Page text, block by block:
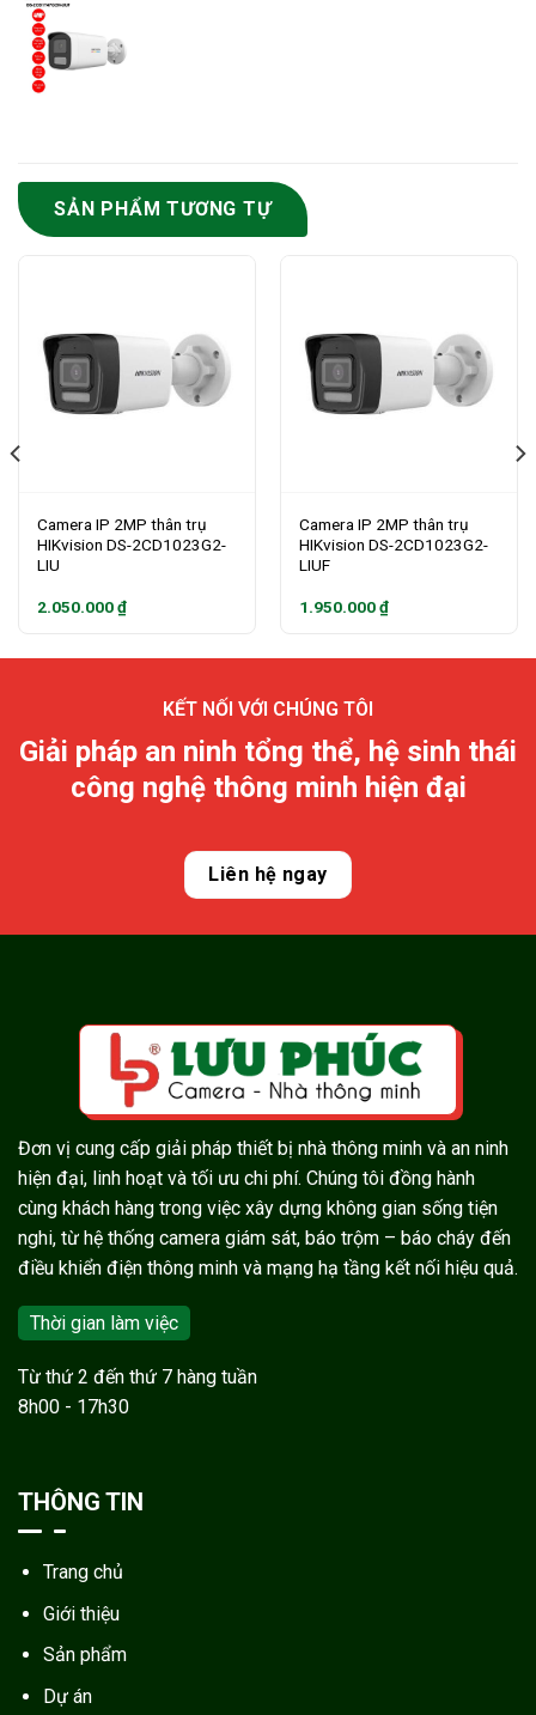
SẢN PHẨM TƯƠNG TỰ
Camera IP 2MP thân trụ
HIKvision DS-2CD1023G2-
LIU
2.050.000₫
Camera IP 2MP thân trụ
HIKvision DS-2CD1023G2-
LIUF
1.950.000₫
KẾT NỐI VỚI CHÚNG TÔI
Giải pháp an ninh tổng thể, hệ sinh thái
công nghệ thông minh hiện đại
Liên hệ ngay
Đơn vị cung cấp giải pháp thiết bị nhà thông minh và an ninh
hiện đại, linh hoạt và tối ưu chi phí. Chúng tôi đồng hành
cùng khách hàng trong việc xây dựng không gian sống tiện
nghi, từ hệ thống camera giám sát, báo trộm – báo cháy đến
điều khiển điện thông minh và mạng hạ tầng kết nối hiệu quả.
Thời gian làm việc
Từ thứ 2 đến thứ 7 hàng tuần
8h00 - 17h30
THÔNG TIN
Trang chủ
Giới thiệu
Sản phẩm
Dự án